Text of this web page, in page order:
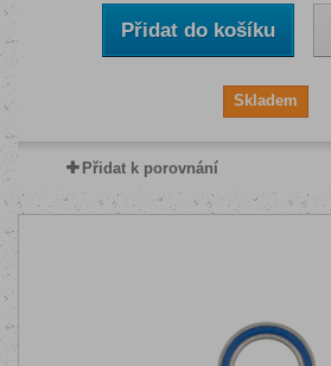
Přidat do košíku
Skladem
Přidat k porovnání